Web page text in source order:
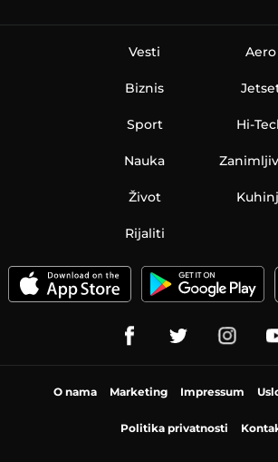
Vesti
Biznis
Sport
Nauka
Aero
Hi-
Život
Rijaliti
O nama Marketing Impressum
Politika privatnosti